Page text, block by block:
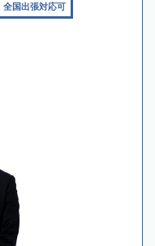
全国出張対応可